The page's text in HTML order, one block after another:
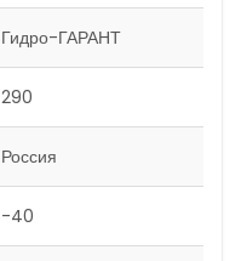
Гидро-ГАРАНТ
290
Россия
-40